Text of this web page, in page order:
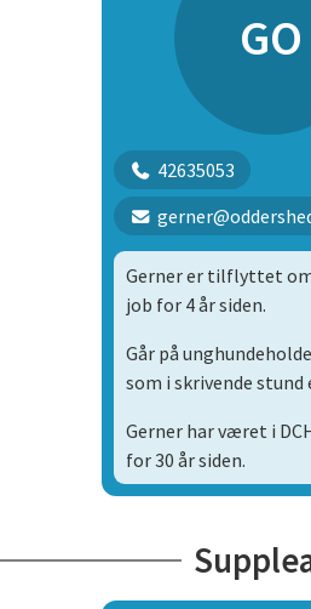
GO
42635053
Gerner er tilflyttet
job for 4 år siden.
Går på
som i skrivende stund
Gerner har været i
for 30 år siden.